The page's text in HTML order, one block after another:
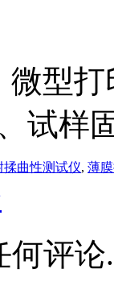
微型打
试样
揉曲性测试仪, 薄
何评论.